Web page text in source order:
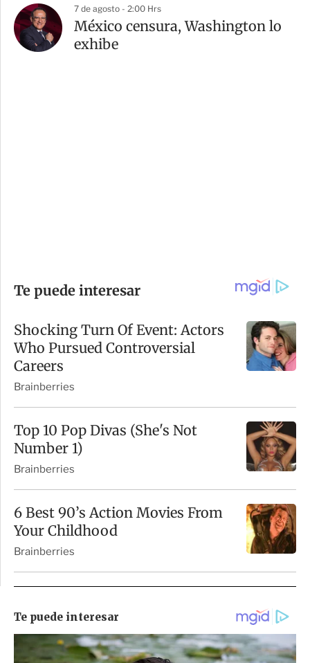
7 de agosto - 2:00 Hrs
México censura, Washington lo
exhibe